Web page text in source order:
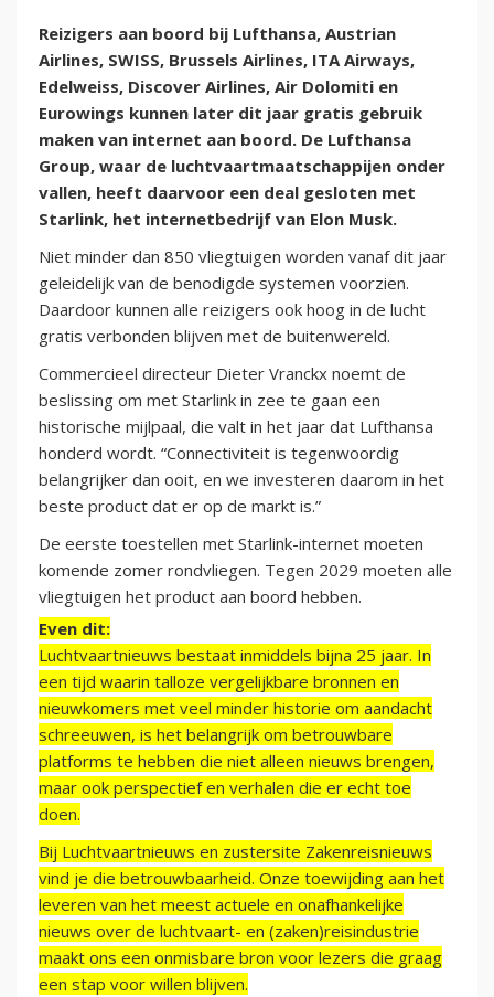
Reizigers aan boord bij Lufthansa, Austrian
Airlines, SWISS, Brussels Airlines, ITA Airways,
Edelweiss, Discover Airlines, Air Dolomiti en
Eurowings kunnen later dit jaar gratis gebruik
maken van internet aan boord. De Lufthansa
Group, waar de luchtvaartmaatschappijen onder
vallen, heeft daarvoor een deal gesloten met
Starlink, het internetbedrijf van Elon Musk.
Niet minder dan 850 vliegtuigen worden vanaf dit jaar
geleidelijk van de benodigde systemen voorzien.
Daardoor kunnen alle reizigers ook hoog in de lucht
gratis verbonden blijven met de buitenwereld.
Commercieel directeur Dieter Vranckx noemt de
beslissing om met Starlink in zee te gaan een
historische mijlpaal, die valt in het jaar dat Lufthansa
honderd wordt. “Connectiviteit is tegenwoordig
belangrijker dan ooit, en we investeren daarom in het
beste product dat er op de markt is.”
De eerste toestellen met Starlink-internet moeten
komende zomer rondvliegen. Tegen 2029 moeten alle
vliegtuigen het product aan boord hebben.
Even dit:
Luchtvaartnieuws bestaat inmiddels bijna 25 jaar. In
een tijd waarin talloze vergelijkbare bronnen en
nieuwkomers met veel minder historie om aandacht
schreeuwen, is het belangrijk om betrouwbare
platforms te hebben die niet alleen nieuws brengen,
maar ook perspectief en verhalen die er echt toe
doen.
Bij Luchtvaartnieuws en zustersite Zakenreisnieuws
vind je die betrouwbaarheid. Onze toewijding aan het
leveren van het meest actuele en onafhankelijke
nieuws over de luchtvaart- en (zaken)reisindustrie
maakt ons een onmisbare bron voor lezers die graag
een stap voor willen blijven.